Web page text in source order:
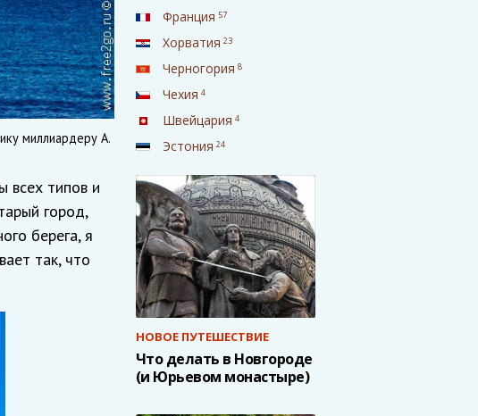
миллиардеру А.
всех типов и
город,
берега, я
так, что
Франция 57
Хорватия 23
Черногория 8
Чехия 4
Швейцария 4
Эстония 24
НОВОЕ ПУТЕШЕСТВИЕ
Что делать в Новгороде
(и Юрьевом монастыре)